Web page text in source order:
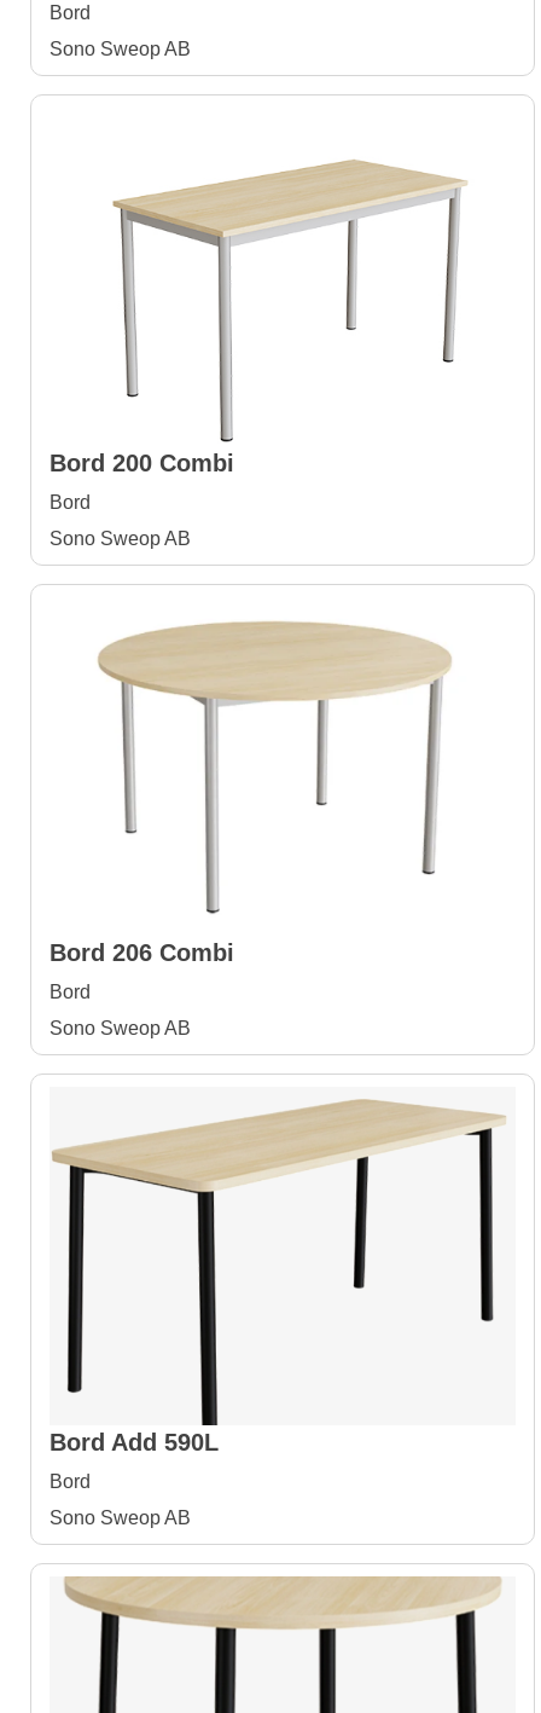
Bord
Sono Sweop AB
Bord 200 Combi
Bord
Sono Sweop AB
Bord 206 Combi
Bord
Sono Sweop AB
Bord Add 590L
Bord
Sono Sweop AB